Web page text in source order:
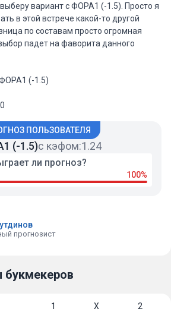
вариант с ФОРА1 (-1.5). Просто я
в этой встрече какой-то другой
по составам просто огромная
падет на фаворита данного
(-1.5)
ПОЛЬЗОВАТЕЛЯ
(-1.5)с кэфом:1.24
ли прогноз?
100%
прогнозист
1 Х 2